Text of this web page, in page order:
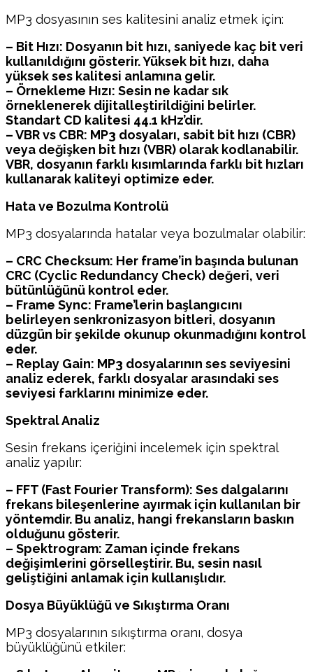
MP3 dosyasının ses kalitesini analiz etmek için:
– Bit Hızı: Dosyanın bit hızı, saniyede kaç bit veri
kullanıldığını gösterir. Yüksek bit hızı, daha
yüksek ses kalitesi anlamına gelir.
– Örnekleme Hızı: Sesin ne kadar sık
örneklenerek dijitalleştirildiğini belirler.
Standart CD kalitesi 44.1 kHz’dir.
– VBR vs CBR: MP3 dosyaları, sabit bit hızı (CBR)
veya değişken bit hızı (VBR) olarak kodlanabilir.
VBR, dosyanın farklı kısımlarında farklı bit hızları
kullanarak kaliteyi optimize eder.
Hata ve Bozulma Kontrolü
MP3 dosyalarında hatalar veya bozulmalar olabilir:
– CRC Checksum: Her frame’in başında bulunan
CRC (Cyclic Redundancy Check) değeri, veri
bütünlüğünü kontrol eder.
– Frame Sync: Frame’lerin başlangıcını
belirleyen senkronizasyon bitleri, dosyanın
düzgün bir şekilde okunup okunmadığını kontrol
eder.
– Replay Gain: MP3 dosyalarının ses seviyesini
analiz ederek, farklı dosyalar arasındaki ses
seviyesi farklarını minimize eder.
Spektral Analiz
Sesin frekans içeriğini incelemek için spektral
analiz yapılır:
– FFT (Fast Fourier Transform): Ses dalgalarını
frekans bileşenlerine ayırmak için kullanılan bir
yöntemdir. Bu analiz, hangi frekansların baskın
olduğunu gösterir.
– Spektrogram: Zaman içinde frekans
değişimlerini görselleştirir. Bu, sesin nasıl
geliştiğini anlamak için kullanışlıdır.
Dosya Büyüklüğü ve Sıkıştırma Oranı
MP3 dosyalarının sıkıştırma oranı, dosya
büyüklüğünü etkiler: